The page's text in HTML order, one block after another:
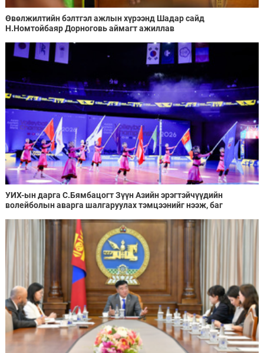
Өвөлжилтийн бэлтгэл ажлын хүрээнд Шадар сайд
Н.Номтойбаяр Дорноговь аймагт ажиллав
УИХ-ын дарга С.Бямбацогт Зүүн Азийн эрэгтэйчүүдийн
волейболын аварга шалгаруулах тэмцээнийг нээж, баг